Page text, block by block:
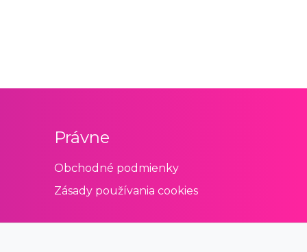
Právne
Obchodné podmienky
Zásady používania cookies